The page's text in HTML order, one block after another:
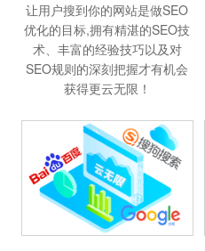
让用户搜到你的网站是做SEO
优化的目标,拥有精湛的SEO技
术、丰富的经验技巧以及对
SEO规则的深刻把握才有机会
获得更云无限！